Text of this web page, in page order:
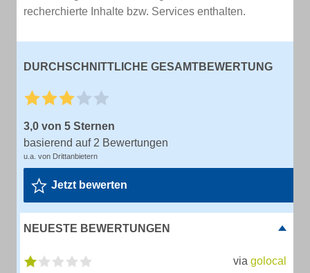
recherchierte Inhalte bzw. Services enthalten.
DURCHSCHNITTLICHE GESAMTBEWERTUNG
3,0 von 5 Sternen
basierend auf 2 Bewertungen
u.a. von Drittanbietern
Jetzt bewerten
NEUESTE BEWERTUNGEN
via golocal